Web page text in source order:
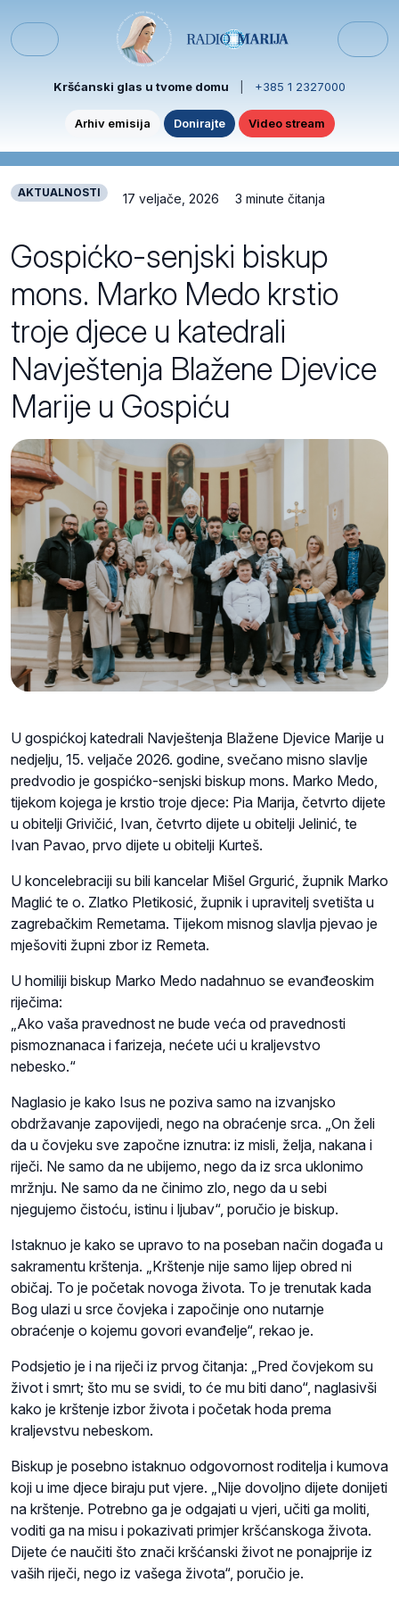
Menu
Kršćanski glas u tvome domu +385 1 2327000
Arhiv emisija Donirajte Video stream
AKTUALNOSTI 17 veljače, 2026 3 minute čitanja
Gospićko-senjski biskup
mons. Marko Medo krstio
troje djece u katedrali
Navještenja Blažene Djevice
Marije u Gospiću
U gospićkoj katedrali Navještenja Blažene Djevice Marije u
nedjelju, 15. veljače 2026. godine, svečano misno slavlje
predvodio je gospićko-senjski biskup mons. Marko Medo,
tijekom kojega je krstio troje djece: Pia Marija, četvrto dijete
u obitelji Grivičić, Ivan, četvrto dijete u obitelji Jelinić, te
Ivan Pavao, prvo dijete u obitelji Kurteš.
U koncelebraciji su bili kancelar Mišel Grgurić, župnik Marko
Maglić te o. Zlatko Pletikosić, župnik i upravitelj svetišta u
zagrebačkim Remetama. Tijekom misnog slavlja pjevao je
mješoviti župni zbor iz Remeta.
U homiliji biskup Marko Medo nadahnuo se evanđeoskim
riječima:
„Ako vaša pravednost ne bude veća od pravednosti
pismoznanaca i farizeja, nećete ući u kraljevstvo
nebesko.“
Naglasio je kako Isus ne poziva samo na izvanjsko
obdržavanje zapovijedi, nego na obraćenje srca. „On želi
da u čovjeku sve započne iznutra: iz misli, želja, nakana i
riječi. Ne samo da ne ubijemo, nego da iz srca uklonimo
mržnju. Ne samo da ne činimo zlo, nego da u sebi
njegujemo čistoću, istinu i ljubav“, poručio je biskup.
Istaknuo je kako se upravo to na poseban način događa u
sakramentu krštenja. „Krštenje nije samo lijep obred ni
običaj. To je početak novoga života. To je trenutak kada
Bog ulazi u srce čovjeka i započinje ono nutarnje
obraćenje o kojemu govori evanđelje“, rekao je.
Podsjetio je i na riječi iz prvog čitanja: „Pred čovjekom su
život i smrt; što mu se svidi, to će mu biti dano“, naglasivši
kako je krštenje izbor života i početak hoda prema
kraljevstvu nebeskom.
Biskup je posebno istaknuo odgovornost roditelja i kumova
koji u ime djece biraju put vjere. „Nije dovoljno dijete donijeti
na krštenje. Potrebno ga je odgajati u vjeri, učiti ga moliti,
voditi ga na misu i pokazivati primjer kršćanskoga života.
Dijete će naučiti što znači kršćanski život ne ponajprije iz
vaših riječi, nego iz vašega života“, poručio je.